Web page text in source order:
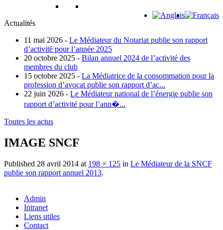
Actualités
11 mai 2026 - Le Médiateur du Notariat publie son rapport
d’activité pour l’année 2025
20 octobre 2025 - Bilan annuel 2024 de l’activité des
membres du club
15 octobre 2025 - La Médiatrice de la consommation pour la
profession d’avocat publie son rapport d’ac...
22 juin 2026 - Le Médiateur national de l’énergie publie son
rapport d’activité pour l’ann�...
Toutes les actus
IMAGE SNCF
Published 28 avril 2014 at 198 × 125 in Le Médiateur de la SNCF
publie son rapport annuel 2013.
Admin
Intranet
Liens utiles
Contact